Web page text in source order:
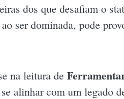
dos que desafiam o
ser dominada, pode
na leitura de
alinhar com um legado